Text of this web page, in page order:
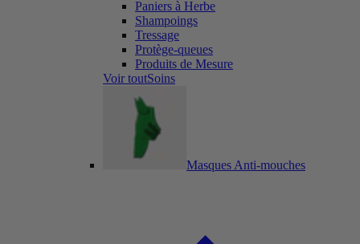
Paniers à Herbe
Shampoings
Tressage
Protège-queues
Produits de Mesure
Voir toutSoins
Masques Anti-mouches